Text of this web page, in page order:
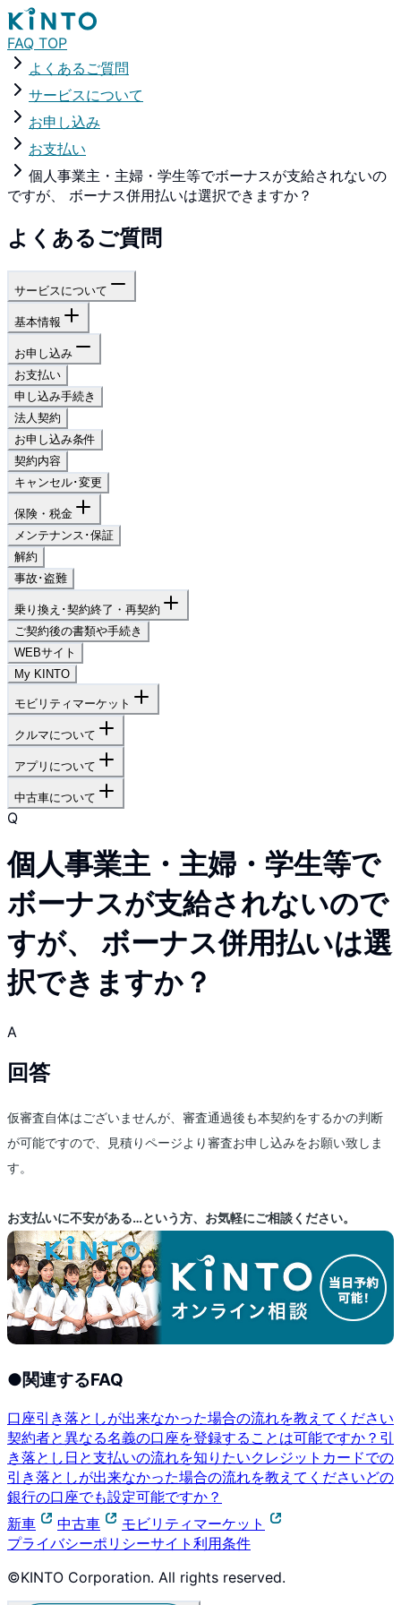
FAQ TOP
よくあるご質問
サービスについて
お申し込み
お支払い
個人事業主・主婦・学生等でボーナスが支給されないの
ですが、 ボーナス併用払いは選択できますか？
よくあるご質問
サービスについて
基本情報
お申し込み
お支払い
申し込み手続き
法人契約
お申し込み条件
契約内容
キャンセル･変更
保険・税金
メンテナンス･保証
解約
事故･盗難
乗り換え･契約終了・再契約
ご契約後の書類や手続き
WEBサイト
My KINTO
モビリティマーケット
クルマについて
アプリについて
中古車について
Q
個人事業主・主婦・学生等で
ボーナスが支給されないので
すが、 ボーナス併用払いは選
択できますか？
A
回答
仮審査自体はございませんが、審査通過後も本契約をするかの判断
が可能ですので、見積りページより審査お申し込みをお願い致しま
す。
お支払いに不安がある…という方、お気軽にご相談ください。
●関連するFAQ
口座引き落としが出来なかった場合の流れを教えてください
契約者と異なる名義の口座を登録することは可能ですか？ 引
き落とし日と支払いの流れを知りたいクレジットカードでの
引き落としが出来なかった場合の流れを教えてくださいどの
銀行の口座でも設定可能ですか？
新車
中古車
モビリティマーケット
プライバシーポリシーサイト利用条件
©KINTO Corporation. All rights reserved.